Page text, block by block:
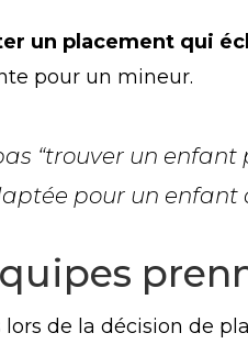
un placement qui
pour un mineur.
“trouver un
pour un enfant
lors de la décision de